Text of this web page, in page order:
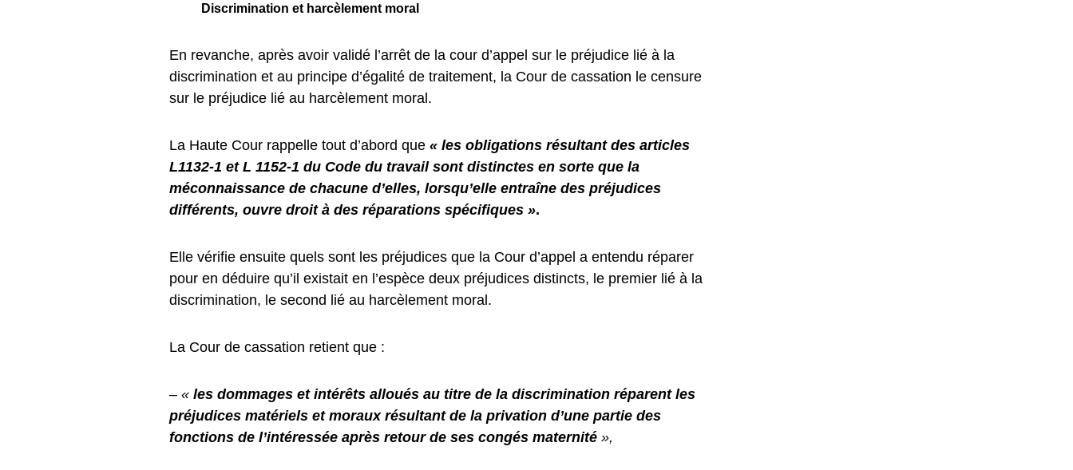
Discrimination et harcèlement moral
En revanche, après avoir validé l’arrêt de la cour d’appel sur le préjudice lié à la
discrimination et au principe d’égalité de traitement, la Cour de cassation le censure
sur le préjudice lié au harcèlement moral.
La Haute Cour rappelle tout d’abord que « les obligations résultant des articles
L1132-1 et L 1152-1 du Code du travail sont distinctes en sorte que la
méconnaissance de chacune d’elles, lorsqu’elle entraîne des préjudices
différents, ouvre droit à des réparations spécifiques ».
Elle vérifie ensuite quels sont les préjudices que la Cour d’appel a entendu réparer
pour en déduire qu’il existait en l’espèce deux préjudices distincts, le premier lié à la
discrimination, le second lié au harcèlement moral.
La Cour de cassation retient que :
– « les dommages et intérêts alloués au titre de la discrimination réparent les
préjudices matériels et moraux résultant de la privation d’une partie des
fonctions de l’intéressée après retour de ses congés maternité »,